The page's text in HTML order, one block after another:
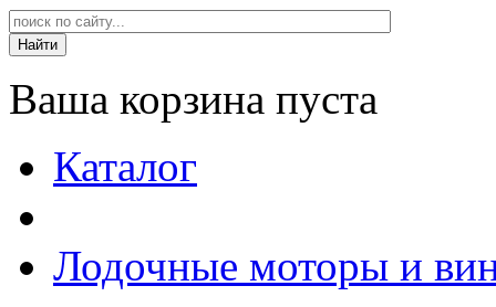
Ваша корзина пуста
Каталог
Лодочные моторы и